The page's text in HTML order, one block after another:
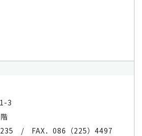
3
/ FAX．086（225）4497